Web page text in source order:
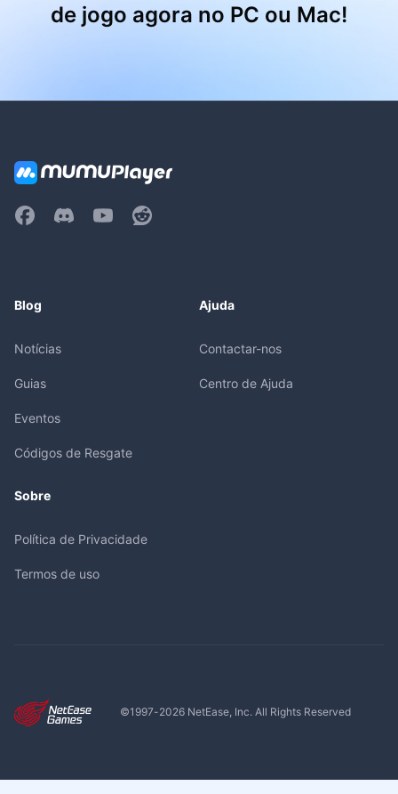
de jogo agora no PC ou Mac!
Blog
Notícias
Guias
Eventos
Códigos de Resgate
Ajuda
Contactar-nos
Centro de Ajuda
Sobre
Política de Privacidade
Termos de uso
©1997-2026NetEase, Inc. All Rights Reserved